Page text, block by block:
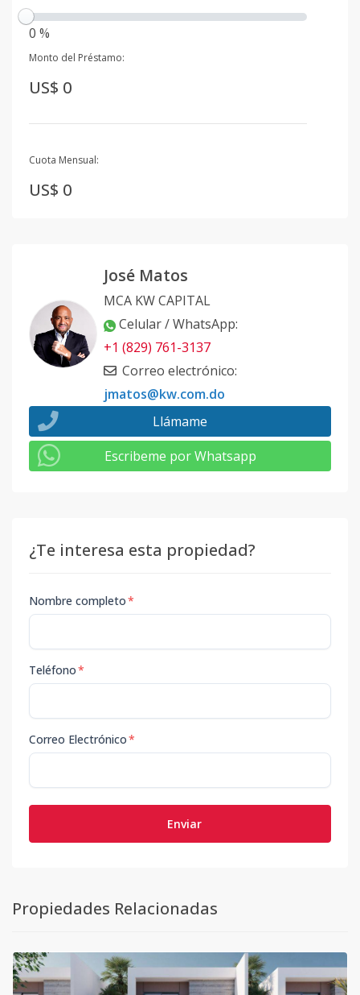
0 %
Monto del Préstamo:
US$ 0
Cuota Mensual:
US$ 0
José Matos
MCA KW CAPITAL
Celular / WhatsApp:
+1 (829) 761-3137
Correo electrónico:
jmatos@kw.com.do
Llámame
Escribeme por Whatsapp
¿Te interesa esta propiedad?
Nombre completo*
Teléfono*
Correo Electrónico*
Enviar
Propiedades Relacionadas